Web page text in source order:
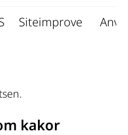
Siteimprove
kakor